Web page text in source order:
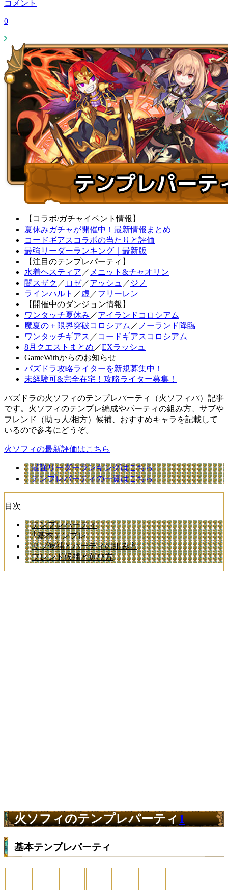
コメント
0
【コラボ/ガチャイベント情報】
夏休みガチャが開催中！最新情報まとめ
コードギアスコラボの当たりと評価
最強リーダーランキング｜最新版
【注目のテンプレパーティ】
水着ヘスティア ／ メニット&チャオリン
闇スザク ／ ロゼ／アッシュ ／ ジノ
ラインハルト ／ 虚 ／フリーレン
【開催中のダンジョン情報】
ワンタッチ夏休み ／アイランドコロシアム
魔夏の＋限界突破コロシアム ／ ノーランド降臨
ワンタッチギアス ／ コードギアスコロシアム
8月クエストまとめ ／EXラッシュ
GameWithからのお知らせ
パズドラ攻略ライターを新規募集中！
未経験可&完全在宅！攻略ライター募集！
パズドラの火ソフィのテンプレパーティ（火ソフィパ）記事
です。火ソフィのテンプレ編成やパーティの組み方、サブや
フレンド（助っ人/相方）候補、おすすめキャラを記載して
いるので参考にどうぞ。
火ソフィの最新評価はこちら
最強リーダーランキングはこちら
テンプレパーティの一覧はこちら
目次
テンプレパーティ
└基本テンプレ
サブ候補とパーティの組み方
フレンド候補と選び方
火ソフィのテンプレパーティ1
基本テンプレパーティ